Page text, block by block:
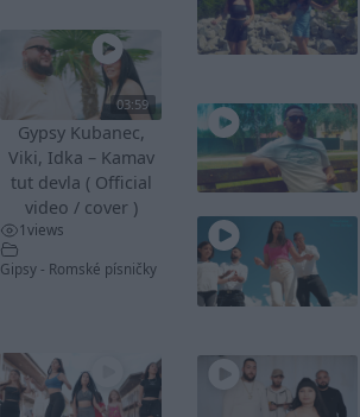
03:59
Gypsy Kubanec,
Viki, Idka – Kamav
tut devla ( Official
video / cover )
1views
Gipsy - Romské písničky